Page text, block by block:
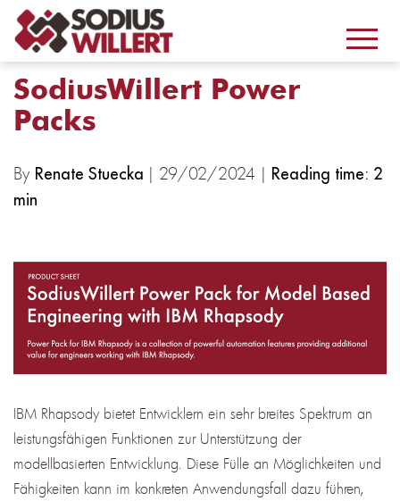
SodiusWillert Power
Packs
By Renate Stuecka | 29/02/2024 | Reading time: 2
min
IBM Rhapsody bietet Entwicklern ein sehr breites Spektrum an
leistungsfähigen Funktionen zur Unterstützung der
modellbasierten Entwicklung. Diese Fülle an Möglichkeiten und
Fähigkeiten kann im konkreten Anwendungsfall dazu führen,